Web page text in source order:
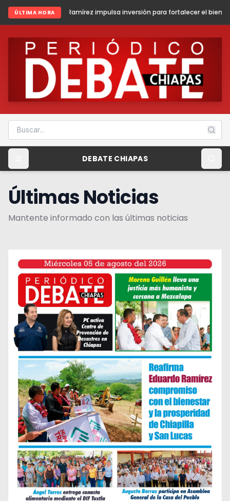
ÚLTIMA HORA
Ramírez impulsa inversión para fortalecer el bienestar y la paz en
DEBATE CHIAPAS
Últimas Noticias
Mantente informado con las últimas noticias